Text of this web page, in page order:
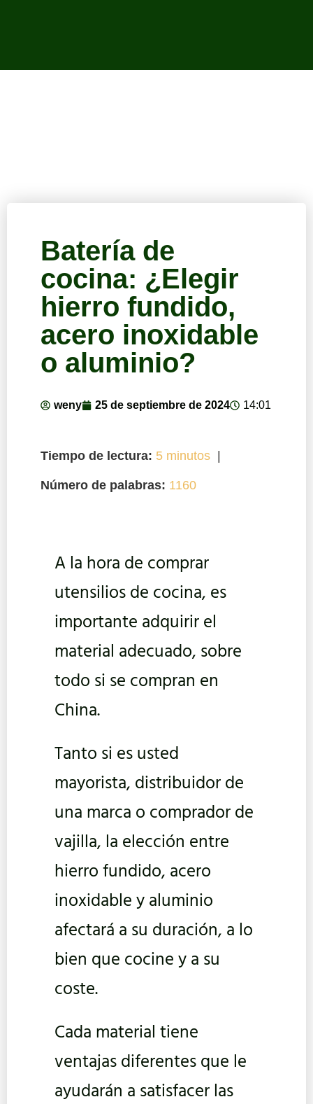
Batería de
cocina: ¿Elegir
hierro fundido,
acero inoxidable
o aluminio?
weny 25 de septiembre de 2024 14:01
Tiempo de lectura: 5 minutos
Número de palabras: 1160
A la hora de comprar
utensilios de cocina, es
importante adquirir el
material adecuado, sobre
todo si se compran en
China.
Tanto si es usted
mayorista, distribuidor de
una marca o comprador de
vajilla, la elección entre
hierro fundido, acero
inoxidable y aluminio
afectará a su duración, a lo
bien que cocine y a su
coste.
Cada material tiene
ventajas diferentes que le
ayudarán a satisfacer las